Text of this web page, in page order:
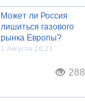
Может ли Россия
лишиться газового
рынка Европы?
1 Августа 16:23
288